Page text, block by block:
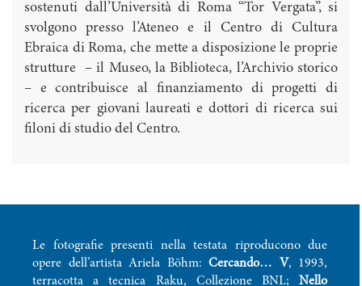
sostenuti dall’Università di Roma “Tor Vergata”, si
svolgono presso l’Ateneo e il Centro di Cultura
Ebraica di Roma, che mette a disposizione le proprie
strutture – il Museo, la Biblioteca, l’Archivio storico
– e contribuisce al finanziamento di progetti di
ricerca per giovani laureati e dottori di ricerca sui
filoni di studio del Centro.
Le fotografie presenti nella testata riproducono due
opere dell’artista Ariela Böhm: Cercando… V, 1993,
terracotta a tecnica Raku, Collezione BNL; Nello